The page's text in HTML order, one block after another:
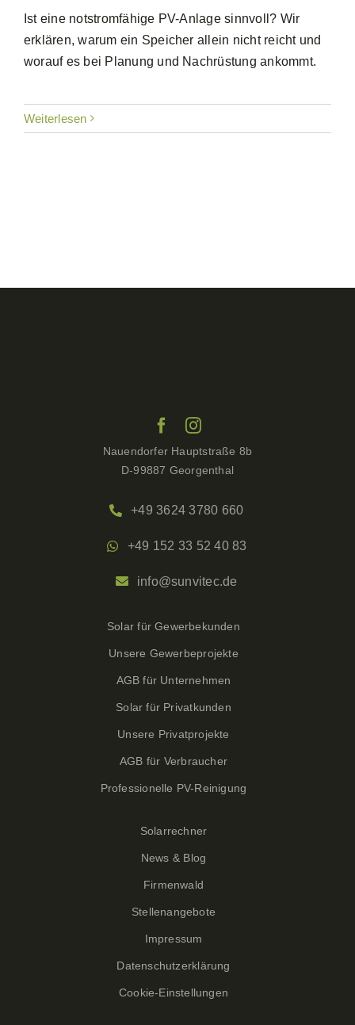
Ist eine notstromfähige PV-Anlage sinnvoll? Wir
erklären, warum ein Speicher allein nicht reicht und
worauf es bei Planung und Nachrüstung ankommt.
Weiterlesen
Nauendorfer Hauptstraße 8b
D-99887 Georgenthal
+49 3624 3780 660
+49 152 33 52 40 83
info@sunvitec.de
Solar für Gewerbekunden
Unsere Gewerbeprojekte
AGB für Unternehmen
Solar für Privatkunden
Unsere Privatprojekte
AGB für Verbraucher
Professionelle PV-Reinigung
Solarrechner
News & Blog
Firmenwald
Stellenangebote
Impressum
Datenschutzerklärung
Cookie-Einstellungen